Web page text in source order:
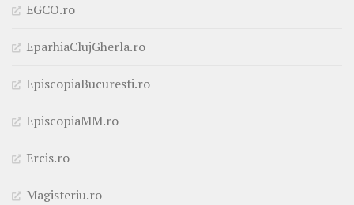
EGCO.ro
EparhiaClujGherla.ro
EpiscopiaBucuresti.ro
EpiscopiaMM.ro
Ercis.ro
Magisteriu.ro